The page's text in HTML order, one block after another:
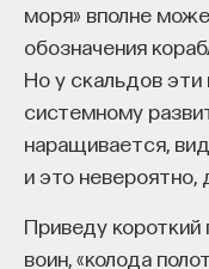
моря» вполне
обозначения
Но у скальдов эти
системному
наращивается,
и это невероятно,
Приведу короткий
воин, «колода